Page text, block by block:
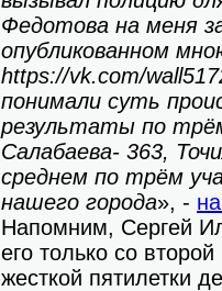
Федотова на меня
опубликованном
https://vk.com/
понимали суть
результаты по
Салабаева- 363,
среднем по трём
нашего города», -
Напомним, Сергей
его только со
жесткой пятилетки